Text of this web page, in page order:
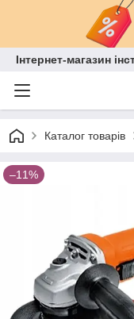
Інтернет-магазин
Каталог товарів
–11%